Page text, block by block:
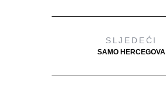
SLJEDEĆI
SAMO HERCEGOVA